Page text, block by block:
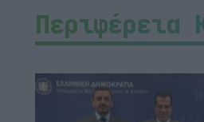
Περιφέρεια